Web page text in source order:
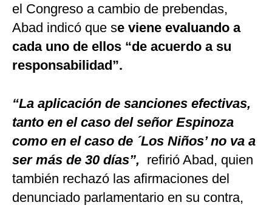
el Congreso a cambio de prebendas,
Abad indicó que se viene evaluando a
cada uno de ellos “de acuerdo a su
responsabilidad”.
“La aplicación de sanciones efectivas,
tanto en el caso del señor Espinoza
como en el caso de ´Los Niños’ no va a
ser más de 30 días”, refirió Abad, quien
también rechazó las afirmaciones del
denunciado parlamentario en su contra,